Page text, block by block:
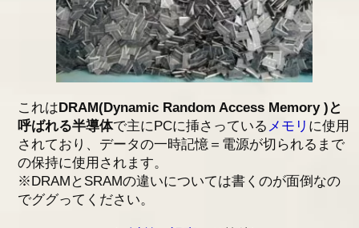
これはDRAM(Dynamic Random Access Memory )と
呼ばれる半導体で主にPCに挿さっている メモリ に使用
されており、データの一時記憶＝電源が切られるまで
の保持に使用されます。
※DRAMとSRAMの違いについては書くのが面倒なの
でググってください。